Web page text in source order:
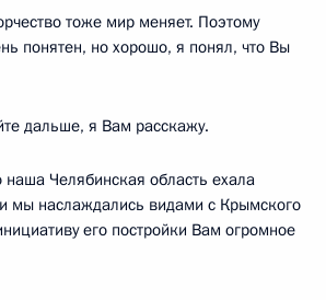
тоже мир меняет. Поэтому
понятен, но хорошо, я понял, что Вы
дальше, я Вам расскажу.
наша Челябинская область ехала
мы наслаждались видами с Крымского
его постройки Вам огромное